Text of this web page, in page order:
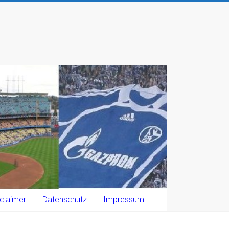
Datenschutz Impressum